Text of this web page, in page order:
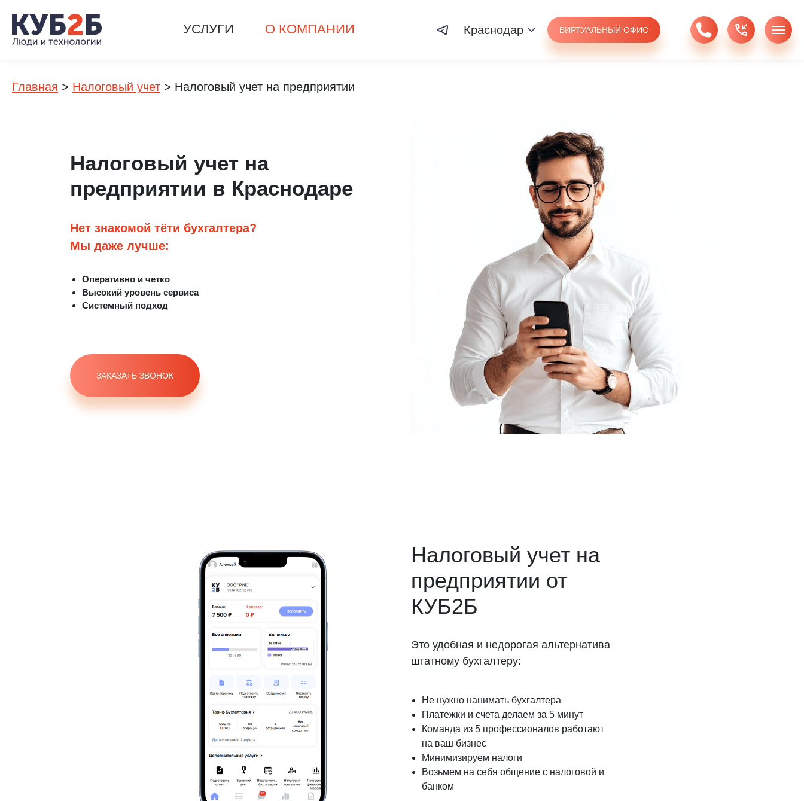
УСЛУГИ О КОМПАНИИ Краснодар ВИРТУАЛЬНЫЙ ОФИС
Главная > Налоговый учет > Налоговый учет на предприятии
Налоговый учет на
предприятии в Краснодаре
Нет знакомой тёти бухгалтера?
Мы даже лучше:
Оперативно и четко
Высокий уровень сервиса
Системный подход
ЗАКАЗАТЬ ЗВОНОК
Налоговый учет на
предприятии от
КУБ2Б
Это удобная и недорогая альтернатива
штатному бухгалтеру:
Не нужно нанимать бухгалтера
Платежки и счета делаем за 5 минут
Команда из 5 профессионалов работают
на ваш бизнес
Минимизируем налоги
Возьмем на себя общение с налоговой и
банком